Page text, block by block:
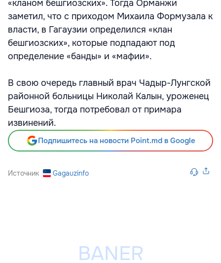
«кланом бешгиозских». Тогда Орманжи
заметил, что с приходом Михаила Формузала к
власти, в Гагаузии определился «клан
бешгиозских», которые подпадают под
определение «банды» и «мафии».
В свою очередь главный врач Чадыр-Лунгской
районной больницы Николай Калын, уроженец
Бешгиоза, тогда потребовал от примара
извинений.
Подпишитесь на новости Point.md в Google
Источник Gagauzinfo